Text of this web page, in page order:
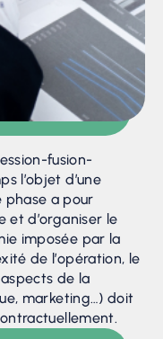
fusion-
l’objet d’une
phase a pour
et d’organiser le
imposée par la
de l’opération, le
de la
marketing…) doit